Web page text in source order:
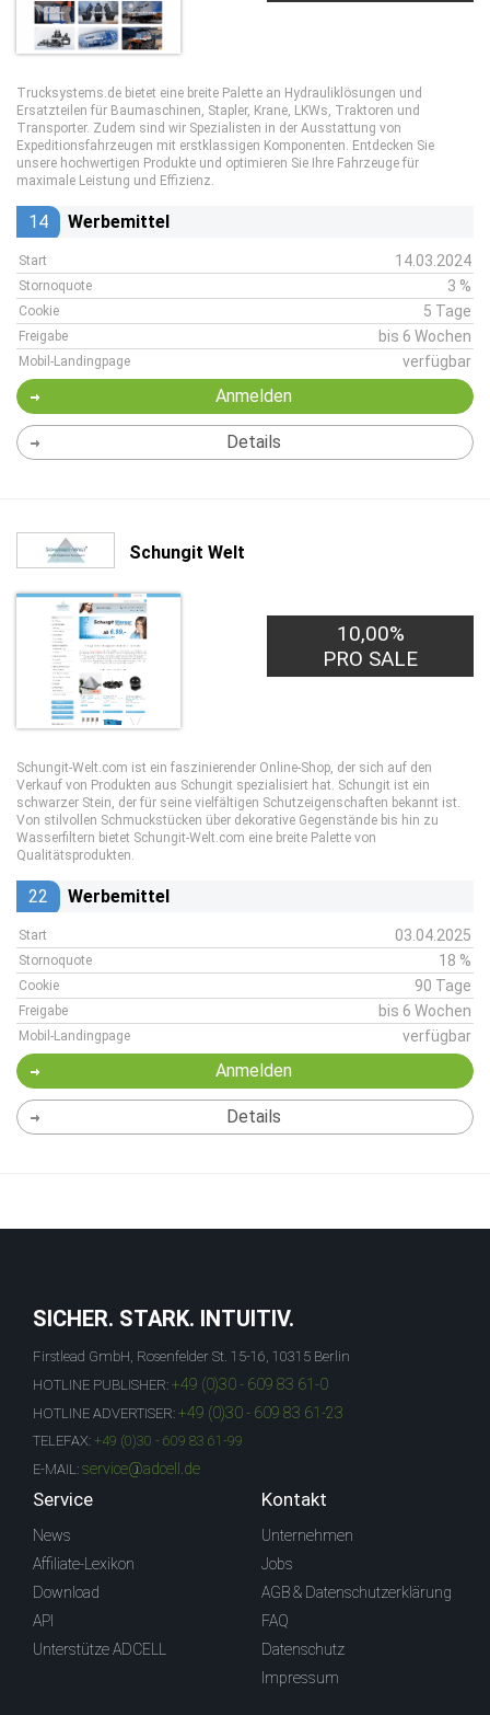
Trucksystems.de bietet eine breite Palette an Hydrauliklösungen und
Ersatzteilen für Baumaschinen, Stapler, Krane, LKWs, Traktoren und
Transporter. Zudem sind wir Spezialisten in der Ausstattung von
Expeditionsfahrzeugen mit erstklassigen Komponenten. Entdecken Sie
unsere hochwertigen Produkte und optimieren Sie Ihre Fahrzeuge für
maximale Leistung und Effizienz.
14 Werbemittel
Start 14.03.2024
Stornoquote 3 %
Cookie 5 Tage
Freigabe bis 6 Wochen
Mobil-Landingpage verfügbar
Anmelden
Details
Schungit Welt
10,00%
PRO SALE
Schungit-Welt.com ist ein faszinierender Online-Shop, der sich auf den
Verkauf von Produkten aus Schungit spezialisiert hat. Schungit ist ein
schwarzer Stein, der für seine vielfältigen Schutzeigenschaften bekannt ist.
Von stilvollen Schmuckstücken über dekorative Gegenstände bis hin zu
Wasserfiltern bietet Schungit-Welt.com eine breite Palette von
Qualitätsprodukten.
22 Werbemittel
Start 03.04.2025
Stornoquote 18 %
Cookie 90 Tage
Freigabe bis 6 Wochen
Mobil-Landingpage verfügbar
Anmelden
Details
SICHER. STARK. INTUITIV.
Firstlead GmbH, Rosenfelder St. 15-16, 10315 Berlin
HOTLINE PUBLISHER: +49 (0)30 - 609 83 61-0
HOTLINE ADVERTISER: +49 (0)30 - 609 83 61-23
TELEFAX: +49 (0)30 - 609 83 61-99
E-MAIL: service@adcell.de
Service
News
Affiliate-Lexikon
Download
API
Unterstütze ADCELL
Kontakt
Unternehmen
Jobs
AGB & Datenschutzerklärung
FAQ
Datenschutz
Impressum